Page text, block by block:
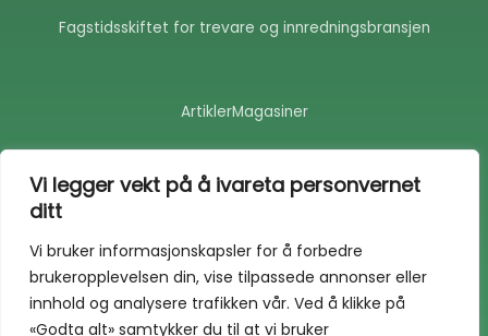
Vi legger vekt på å ivareta personvernet
ditt
Vi bruker informasjonskapsler for å forbedre
brukeropplevelsen din, vise tilpassede annonser eller
innhold og analysere trafikken vår. Ved å klikke på
«Godta alt» samtykker du til at vi bruker
Fagstidsskiftet for trevare og innredningsbransjen
ArtiklerMagasiner
a
c
o
o
k
-
f
n
v
o
p
e